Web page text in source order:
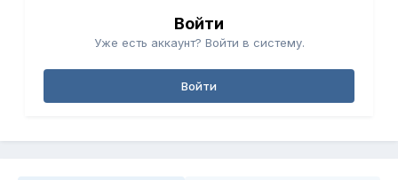
Войти
Уже есть аккаунт? Войти в систему.
Войти